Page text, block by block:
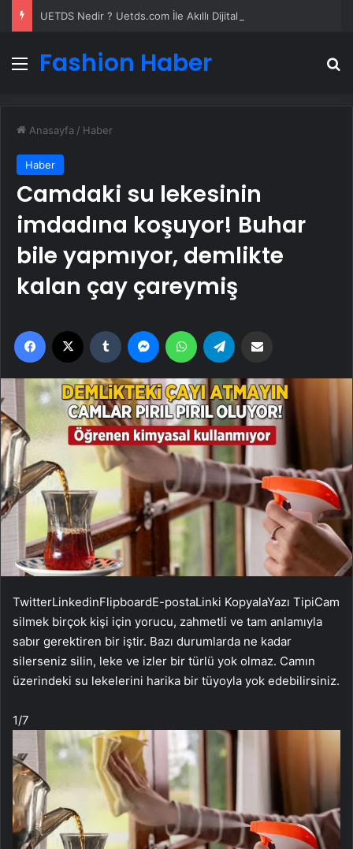
Menü
Fashion Haber
Anasayfa / Haber
Haber
Camdaki su lekesinin
imdadına koşuyor! Buhar
bile yapmıyor, demlikte
kalan çay çareymiş
Facebook Tumblr MessengerWhatsApp
TwitterLinkedinFlipboardE-postaLinki KopyalaYazı TipiCam
silmek birçok kişi için yorucu, zahmetli ve tam anlamıyla
sabır gerektiren bir iştir. Bazı durumlarda ne kadar
silerseniz silin, leke ve izler bir türlü yok olmaz. Camın
üzerindeki su lekelerini harika bir tüyoyla yok edebilirsiniz.
1/7